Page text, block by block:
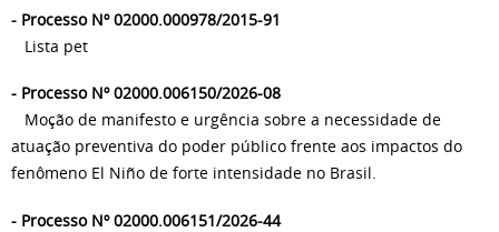
- Processo Nº 02000.000978/2015-91
Lista pet
- Processo Nº 02000.006150/2026-08
Moção de manifesto e urgência sobre a necessidade de
atuação preventiva do poder público frente aos impactos do
fenômeno El Niño de forte intensidade no Brasil.
- Processo Nº 02000.006151/2026-44